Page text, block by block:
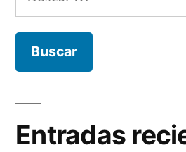
Updating
Entradas